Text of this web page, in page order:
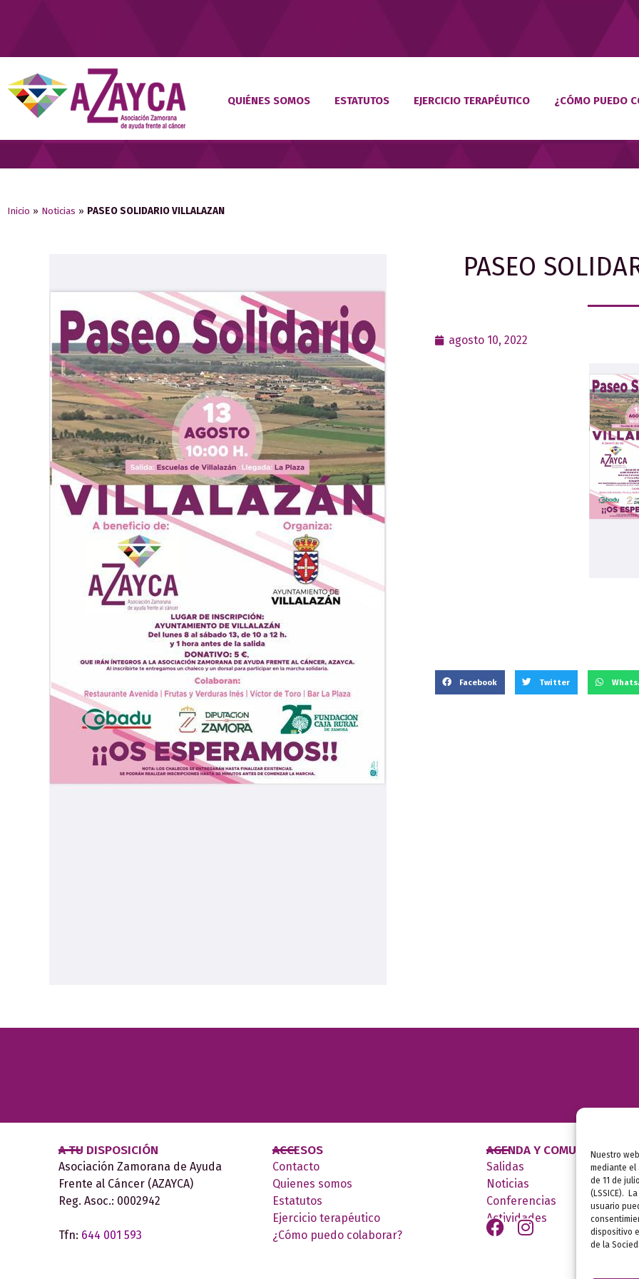
Nuestro
mediante el
de 11 de
(LSSICE).
usuario
dispositivo
de la
QUIÉNES SOMOS ESTATUTOS EJERCICIO TERAPÉUTICO ¿CÓMO PUEDO
Inicio » Noticias » PASEO SOLIDARIO VILLALAZAN
PASEO
agosto 10, 2022
Facebook Twitter
A TU DISPOSICIÓN
Asociación Zamorana de Ayuda
Frente al Cáncer (AZAYCA)
Reg. Asoc.: 0002942
Tfn: 644 001 593
ACCESOS
Contacto
Quienes somos
Estatutos
Ejercicio terapéutico
¿Cómo puedo colaborar?
AGENDA Y COMUNICACIÓN
Salidas
Noticias
Conferencias
Actividades